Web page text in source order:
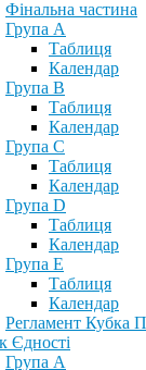
Фінальна частина
Група А
Таблиця
Календар
Група В
Таблиця
Календар
Група С
Таблиця
Календар
Група D
Таблиця
Календар
Група Е
Таблиця
Календар
Регламент Кубка
Єдності
Група А